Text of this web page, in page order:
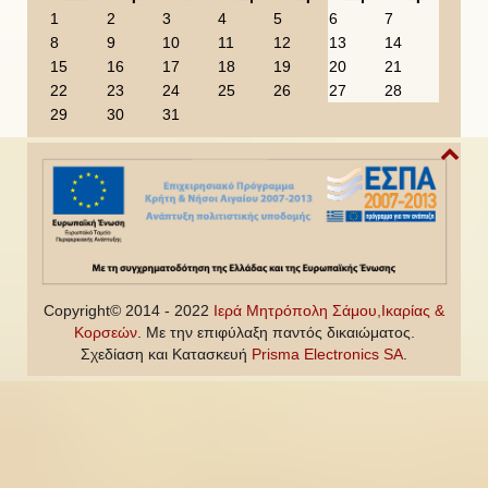
u
s
e
a
r
o
n
t
h
1
2 3 4 5 6
7
8
9 10 11 12 13
14
15
16 17 18 19 20
21
22
23 24 25 26 27
28
29
30 31
Copyright© 2014 - 2022 Ιερά Μητρόπολη Σάμου,Ικαρίας &
Κορσεών. Με την επιφύλαξη παντός δικαιώματος.
Σχεδίαση και Κατασκευή Prisma Electronics SA